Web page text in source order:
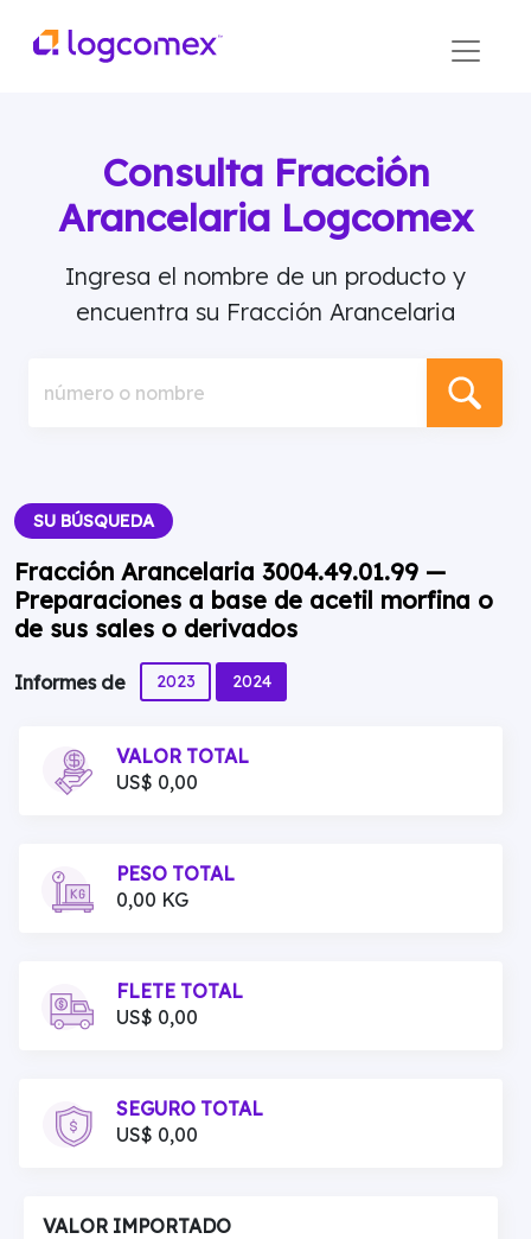
Consulta Fracción
Arancelaria Logcomex
Ingresa el nombre de un producto y
encuentra su Fracción Arancelaria
número o nombre
SU BÚSQUEDA
Fracción Arancelaria 3004.49.01.99 —
Preparaciones a base de acetil morfina o
de sus sales o derivados
Informes de 2023 2024
VALOR TOTAL
US$ 0,00
PESO TOTAL
0,00 KG
FLETE TOTAL
US$ 0,00
SEGURO TOTAL
US$ 0,00
VALOR IMPORTADO